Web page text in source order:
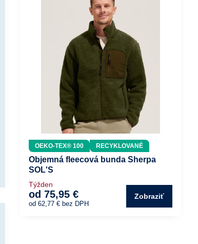
OEKO-TEX® 100 RECYKLOVANÉ
Objemná fleecová bunda Sherpa
SOL'S
Týžden
od 75,95 €
od 62,77 € bez DPH
Zobraziť